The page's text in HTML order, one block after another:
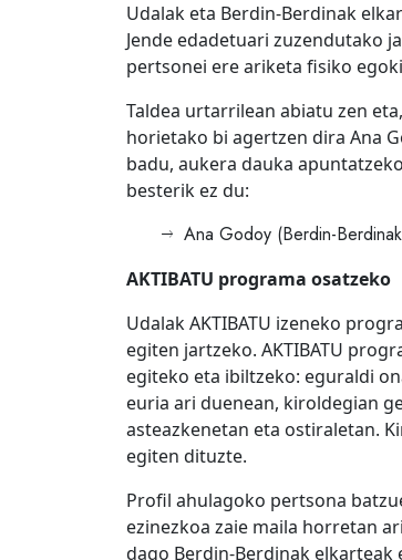
Udalak eta Berdin-Berdinak
Jende edadetuari zuzendutako
pertsonei ere ariketa fisiko
Taldea urtarrilean abiatu zen
horietako bi agertzen dira Ana
badu, aukera dauka
besterik ez du:
Ana Godoy (Berdin-
AKTIBATU programa osatzeko
Udalak AKTIBATU izeneko
egiten jartzeko. AKTIBATU
egiteko eta ibiltzeko: eguraldi
euria ari duenean, kiroldegian
asteazkenetan eta ostiraletan.
egiten dituzte.
Profil ahulagoko pertsona
ezinezkoa zaie maila horretan
dago Berdin-Berdinak